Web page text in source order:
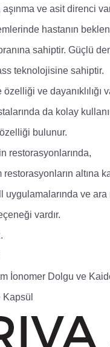
aşınma ve asit direnci
hastanın
sahiptir. Güçlü
teknolojisine sahiptir.
özelliği ve dayanıklılığı
da kolay
bulunur.
restorasyonlarında,
altına
uygulamalarında ve
vardır.
İonomer Dolgu ve